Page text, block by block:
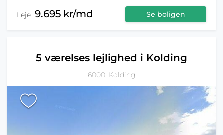
Leje: 9.695 kr/md Se boligen
5 værelses lejlighed i Kolding
6000, Kolding